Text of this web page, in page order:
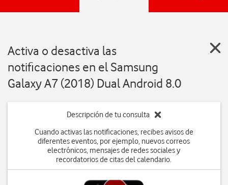
Activa o desactiva las
notificaciones en el Samsung
Galaxy A7 (2018) Dual Android 8.0
Descripción de tu consulta
Cuando activas las notificaciones, recibes avisos de
diferentes eventos, por ejemplo, nuevos correos
electrónicos, mensajes de redes sociales y
recordatorios de citas del calendario.